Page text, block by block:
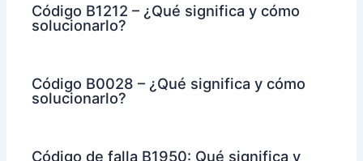
Código B1212 – ¿Qué significa y cómo
solucionarlo?
Código B0028 – ¿Qué significa y cómo
solucionarlo?
Código de falla B1950: Qué significa y